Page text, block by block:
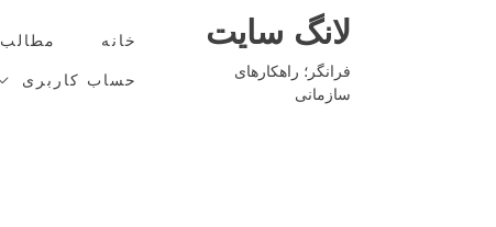
لانگ سایت
فرانگر؛ راهکارهای
سازمانی
خانه مطالب
حساب کاربری